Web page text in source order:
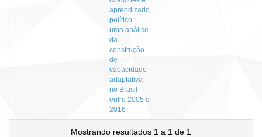
aprendizado
político :
uma análise
da
construção
de
capacidade
adaptativa
no Brasil
entre 2005 e
2016
Mostrando resultados 1 a 1 de 1